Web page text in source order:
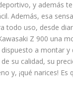
y además
Además, esa
todo uso, desde
Z 900 una
a montar y
su calidad, su
y, ¡qué narices! Es